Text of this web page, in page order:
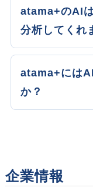
atama+のAI
分析してくれ
atama+には
か？
企業情報